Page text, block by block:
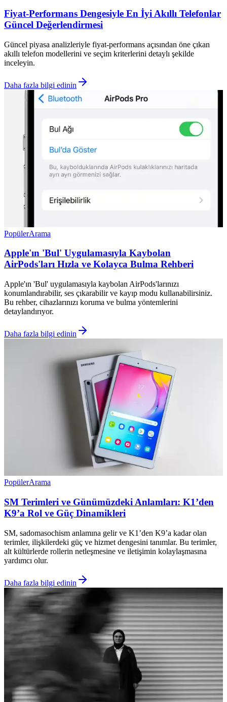
Fiyat-Performans Dengesiyle En İyi Akıllı Telefonlar
Güncel Değerlendirmesi
Güncel piyasa analizleriyle fiyat-performans açısından öne çıkan
akıllı telefon modellerini ve seçim kriterlerini detaylı şekilde
inceleyin.
Daha fazla bilgi edinin
PopülerArama
Apple'ın 'Bul' Uygulamasıyla Kaybolan
AirPods'ları Hızla ve Kolayca Bulma Rehberi
Apple'ın 'Bul' uygulamasıyla kaybolan AirPods'larınızı
konumlandırabilir, ses çıkarabilir ve kayıp modu kullanabilirsiniz.
Bu rehber, cihazlarınızı koruma ve bulma yöntemlerini
detaylandırıyor.
Daha fazla bilgi edinin
PopülerArama
SM Terimleri ve Günümüzdeki Anlamları: K1’den
K9’a Rol ve Güç Dinamikleri
SM, sadomasochism anlamına gelir ve K1’den K9’a kadar olan
terimler, ilişkilerdeki güç ve hizmet dengesini tanımlar. Bu terimler,
alt kültürlerde rollerin netleşmesine ve iletişimin kolaylaşmasına
yardımcı olur.
Daha fazla bilgi edinin